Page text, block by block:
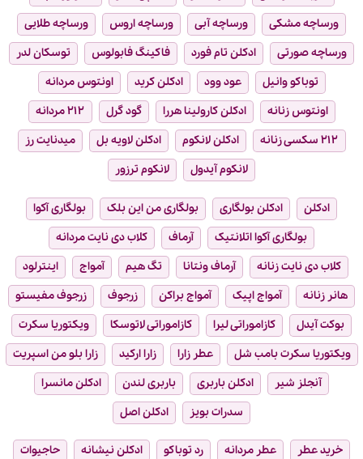
ورساچه مشکی
ورساچه آبی ورساچه اروس
ورساچه طلایی
ورساچه صورتی
ادکلن تام فورد فاکینگ فابولوس
توسکان لدر
توباکو وانیل
عود وود ادکلن کرید
اونتوس مردانه
اونتوس زنانه
ادکلن کارولینا هررا گود گرل
۲۱۲ مردانه
۲۱۲ سکسی زنانه
ادکلن لانکوم ادکلن لاویه بل
میدنایت رز
لانکوم آیدول
لانکوم ترزور
ادکلن ادکلن بولگاری بولگاری من این بلک
بولگاری آکوا
بولگاری آکوا اتلانتیک
آرماف
کلاب دی نایت مردانه
کلاب دی نایت زنانه
آرماف ونتانا تگ هیم آمواج
اینترلود
هانر زنانه
آمواج اپیک آمواج براکن زرجوف
زرجوف مفیستو
بوکت آیدل
کازاموراتی لیرا کازاموراتی لاتوسکا
ویکتوریا سکرت
ویکتوریا سکرت بامب شل
عطر زارا زارا ارکید
زارا بلو من اسپریت
آنجلز شیر
ادکلن باربری باربری لندن
ادکلن مانسرا
سدرات بویز
ادکلن اصل
خرید عطر عطر مردانه رد توباکو ادکلن نیشانه
حاجیوات